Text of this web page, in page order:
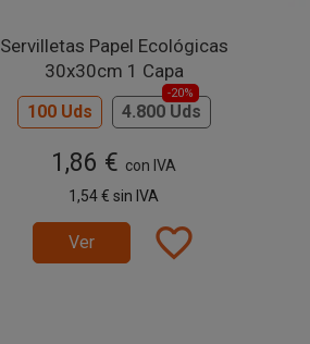
Servilletas Papel Ecológicas
30x30cm 1 Capa
100 Uds 4.800 Uds
-20%
1,86 € con IVA
1,54 € sin IVA
Ver favorite_border